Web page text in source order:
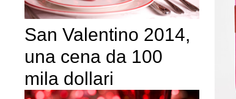
San Valentino 2014,
una cena da 100
mila dollari